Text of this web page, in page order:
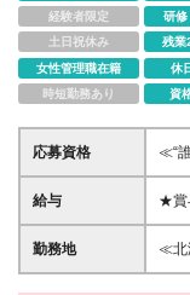
経験者限定
研修
土日祝休み
残業
女性管理職在籍
休
時短勤務あり
資
応募資格
≪“
す
り
り
貢
給与
★賞
定
～1
勤務地
≪北
る